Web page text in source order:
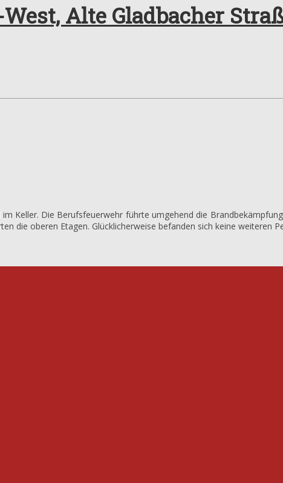
Alte Gladbacher
Keller. Die Berufsfeuerwehr führte umgehend die
die oberen Etagen. Glücklicherweise befanden sich keine weiteren